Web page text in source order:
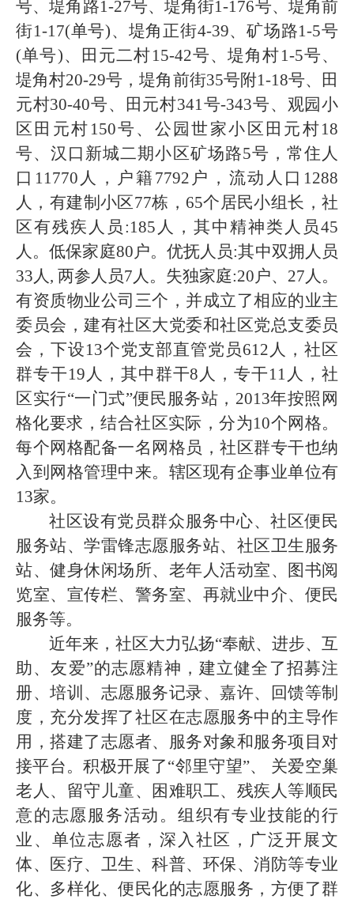
号、堤角路1-27号、堤角街1-176号、堤角前
街1-17(单号)、堤角正街4-39、矿场路1-5号
(单号)、田元二村15-42号、堤角村1-5号、
堤角村20-29号，堤角前街35号附1-18号、田
元村30-40号、田元村341号-343号、观园小
区田元村150号、公园世家小区田元村18
号、汉口新城二期小区矿场路5号， 常住人
口 11770 人 ， 户籍7792 户 ， 流动人口 1288
人 ，有建制小区77栋 ，65个居民小组长，社
区有残疾人员:185 人，其中精神类人员45
人。低保家庭80户。优抚人员:其中双拥人员
33人, 两参人员7人 。 失独家庭:20户、27人。
有资质物业公司三个，并成立了相应的业主
委员会， 建有社区大党委和社区党总支委员
会， 下设13个党支部直管党员612 人，社区
群专干19 人， 其中群干8人，专干11 人 ，社
区实行“一门式”便民 服务站， 2013年按照网
格化要求，结合社区实际，分为10个网格。
每个网格配备一名网格员，社区群专干也纳
入到网格管理中来。 辖区现有企事业单位有
13家。
社区设有党员群众服务中心、社区便民
服务站、 学雷锋志愿服务站、 社区卫生 服务
站、健身休闲场所、老年人活动室、图书阅
览室、宣传栏、警务室、再就业中介、便民
服务等。
近年来，社区大力弘扬“奉献、进步、互
助、友爱”的志愿精神，建立健全了招募注
册、培训、志愿服务记录、嘉许、回馈等制
度，充分发挥了社区在志愿服务中的主导作
用，搭建了志愿者、服务对象和服务项目对
接平台。积极开展了“邻里守望”、 关爱空巢
老人、留守儿童、困难职工、残疾人等顺民
意的志愿服务活动。组织有专业技能的行
业、单位志愿者，深入社区，广泛开展文
体、医疗、卫生、科普、环保、消防等专业
化、多样化、便民化的志愿服务，方便了群